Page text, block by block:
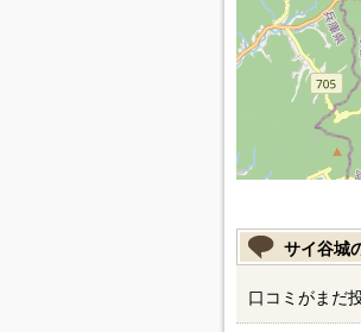
サイ谷城
口コミがまだ